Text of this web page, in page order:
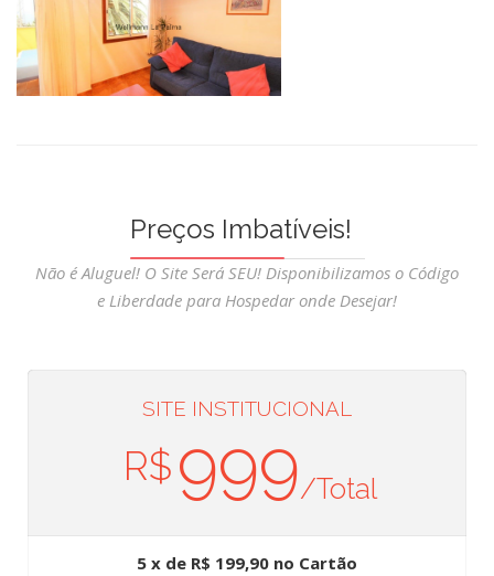
Preços Imbatíveis!
Não é Aluguel! O Site Será SEU! Disponibilizamos o Código
e Liberdade para Hospedar onde Desejar!
SITE INSTITUCIONAL
R$999/Total
5 x de R$ 199,90 no Cartão